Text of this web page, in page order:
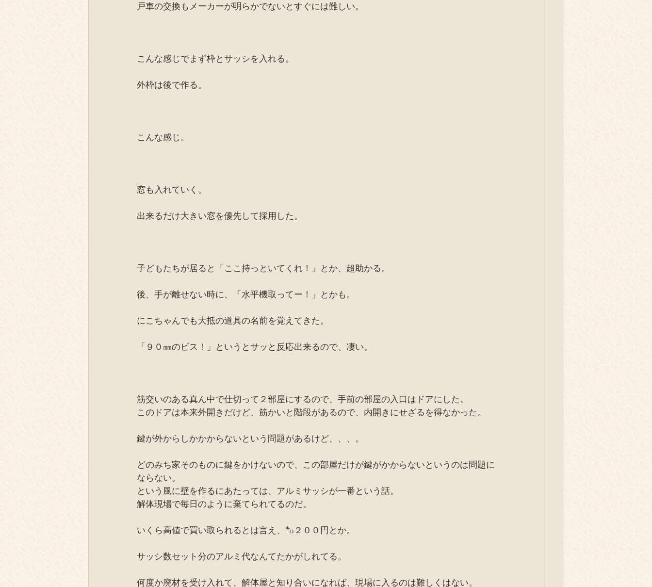
戸車の交換もメーカーが明らかでないとすぐには難しい。
こんな感じでまず枠とサッシを入れる。
外枠は後で作る。
こんな感じ。
窓も入れていく。
出来るだけ大きい窓を優先して採用した。
子どもたちが居ると「ここ持っといてくれ！」とか、超助かる。
後、手が離せない時に、「水平機取ってー！」とかも。
にこちゃんでも大抵の道具の名前を覚えてきた。
「９０㎜のビス！」というとサッと反応出来るので、凄い。
筋交いのある真ん中で仕切って２部屋にするので、手前の部屋の入口はドアにした。
このドアは本来外開きだけど、筋かいと階段があるので、内開きにせざるを得なかった。
鍵が外からしかかからないという問題があるけど、、、。
どのみち家そのものに鍵をかけないので、この部屋だけが鍵がかからないというのは問題に
ならない。
という風に壁を作るにあたっては、アルミサッシが一番という話。
解体現場で毎日のように棄てられてるのだ。
いくら高値で買い取られるとは言え、㌔２００円とか。
サッシ数セット分のアルミ代なんてたかがしれてる。
何度か廃材を受け入れて、解体屋と知り合いになれば、現場に入るのは難しくはない。